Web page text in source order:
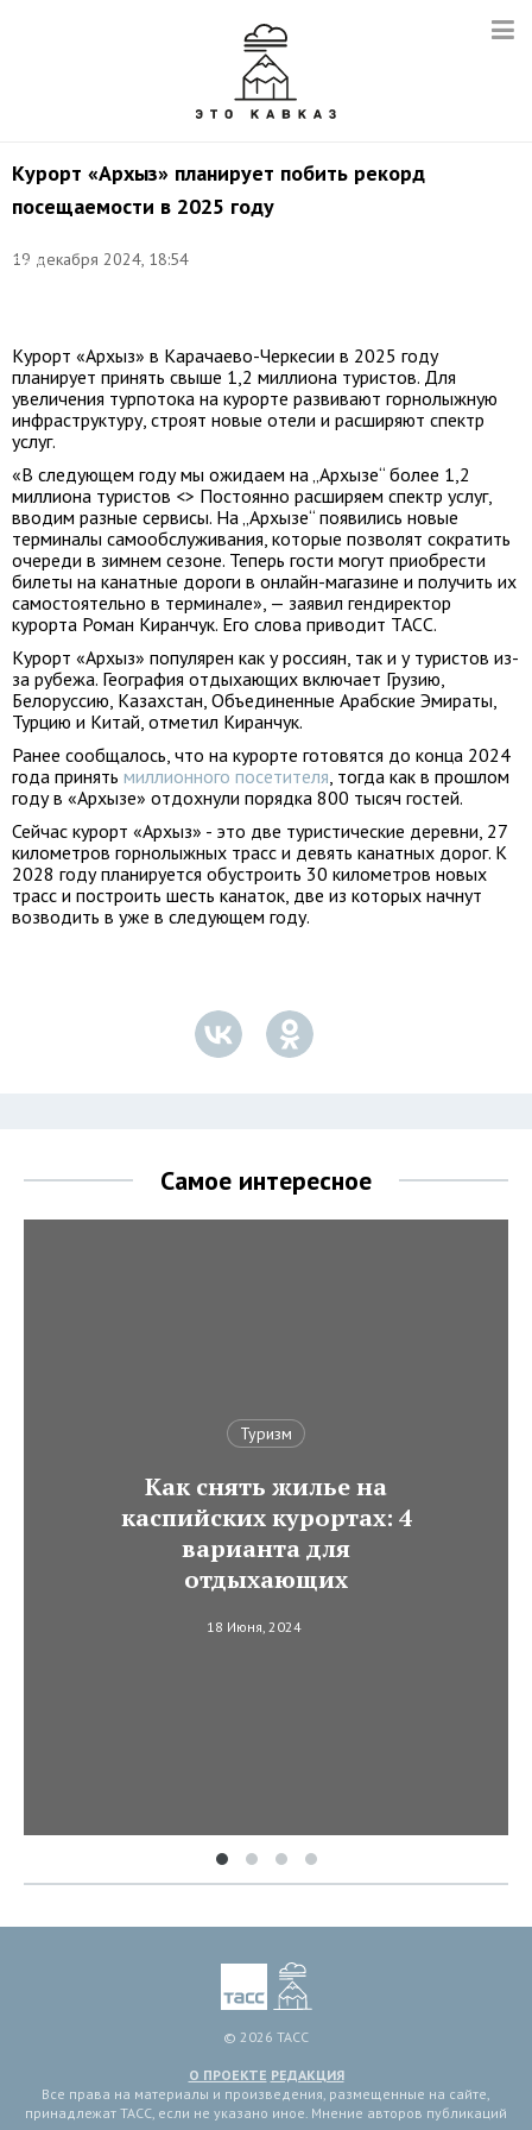
Курорт «Архыз» планирует побить рекорд
посещаемости в 2025 году
19 декабря 2024, 18:54
Елена
Курорт «Архыз» в Карачаево-Черкесии в 2025 году
планирует принять свыше 1,2 миллиона туристов. Для
увеличения турпотока на курорте развивают горнолыжную
инфраструктуру, строят новые отели и расширяют спектр
услуг.
«В следующем году мы ожидаем на „Архызе“ более 1,2
миллиона туристов <> Постоянно расширяем спектр услуг,
вводим разные сервисы. На „Архызе“ появились новые
терминалы самообслуживания, которые позволят сократить
очереди в зимнем сезоне. Теперь гости могут приобрести
билеты на канатные дороги в онлайн-магазине и получить их
самостоятельно в терминале», — заявил гендиректор
курорта Роман Киранчук. Его слова приводит ТАСС.
Курорт «Архыз» популярен как у россиян, так и у туристов из-
за рубежа. География отдыхающих включает Грузию,
Белоруссию, Казахстан, Объединенные Арабские Эмираты,
Турцию и Китай, отметил Киранчук.
Ранее сообщалось, что на курорте готовятся до конца 2024
года принять миллионного посетителя, тогда как в прошлом
году в «Архызе» отдохнули порядка 800 тысяч гостей.
Сейчас курорт «Архыз» - это две туристические деревни, 27
километров горнолыжных трасс и девять канатных дорог. К
2028 году планируется обустроить 30 километров новых
трасс и построить шесть канаток, две из которых начнут
возводить в уже в следующем году.
Самое интересное
Туризм
Как снять жилье на
каспийских курортах: 4
варианта для
отдыхающих
18 Июня, 2024
© 2026 ТАСС
О ПРОЕКТЕ РЕДАКЦИЯ
Все права на материалы и произведения, размещенные на сайте,
принадлежат ТАСС, если не указано иное. Мнение авторов публикаций